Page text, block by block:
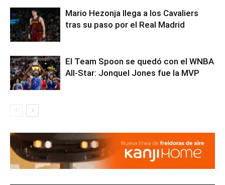
Mario Hezonja llega a los Cavaliers
tras su paso por el Real Madrid
El Team Spoon se quedó con el WNBA
All-Star: Jonquel Jones fue la MVP